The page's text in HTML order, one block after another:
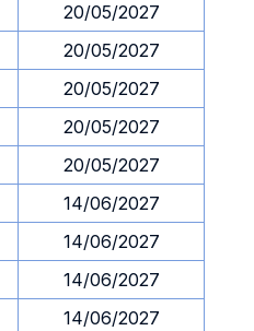
20/05/2027
20/05/2027
20/05/2027
20/05/2027
20/05/2027
14/06/2027
14/06/2027
14/06/2027
14/06/2027